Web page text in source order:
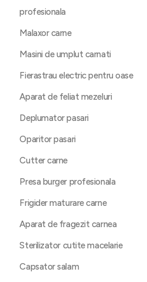
profesionala
Malaxor carne
Masini de umplut carnati
Fierastrau electric pentru oase
Aparat de feliat mezeluri
Deplumator pasari
Oparitor pasari
Cutter carne
Presa burger profesionala
Frigider maturare carne
Aparat de fragezit carnea
Sterilizator cutite macelarie
Capsator salam